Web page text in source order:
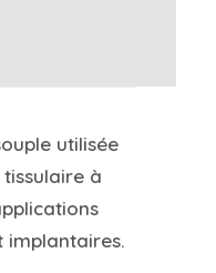
utilisée
à
implantaires.